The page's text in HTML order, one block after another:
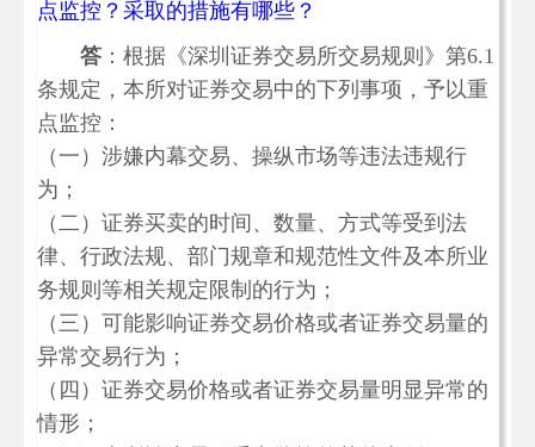
点监控？采取的措施有哪些？
答 ：根据《深圳证券交易所交易规则》第6.1
条规定，本所对证券交易中的下列事项，予以重
点监控：
（一）涉嫌内幕交易、操纵市场等违法违规行
为；
（二）证券买卖的时间、数量、方式等受到法
律、行政法规、部门规章和规范性文件及本所业
务规则等相关规定限制的行为；
（三）可能影响证券交易价格或者证券交易量的
异常交易行为；
（四）证券交易价格或者证券交易量明显异常的
情形；